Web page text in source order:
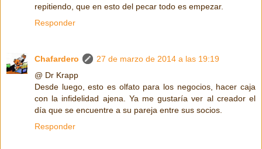
repitiendo, que en esto del pecar todo es empezar.
Responder
Chafardero
27 de marzo de 2014 a las 19:19
@ Dr Krapp
Desde luego, esto es olfato para los negocios, hacer caja
con la infidelidad ajena. Ya me gustaría ver al creador el
día que se encuentre a su pareja entre sus socios.
Responder